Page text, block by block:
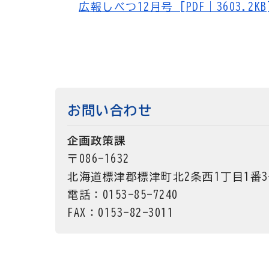
広報しべつ12月号 [PDF｜
お問い合わせ
企画政策課
〒086-1632
北海道標津郡標津町北2条西1丁目1番
電話：0153-85-7240
FAX：0153-82-3011